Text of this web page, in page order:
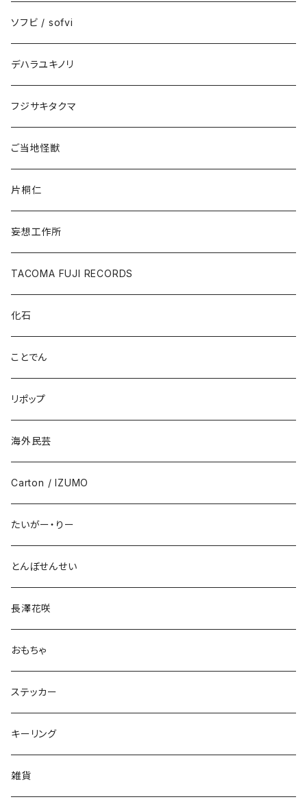
ソフビ / sofvi
デハラユキノリ
フジサキタクマ
ご当地怪獣
片桐仁
妄想工作所
TACOMA FUJI RECORDS
化石
ことでん
リポップ
海外民芸
Carton / IZUMO
たいがー・りー
とんぼせんせい
長澤花咲
おもちゃ
ステッカー
キーリング
雑貨